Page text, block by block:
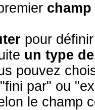
champ
pour
un type
pouvez
par" ou
le champ